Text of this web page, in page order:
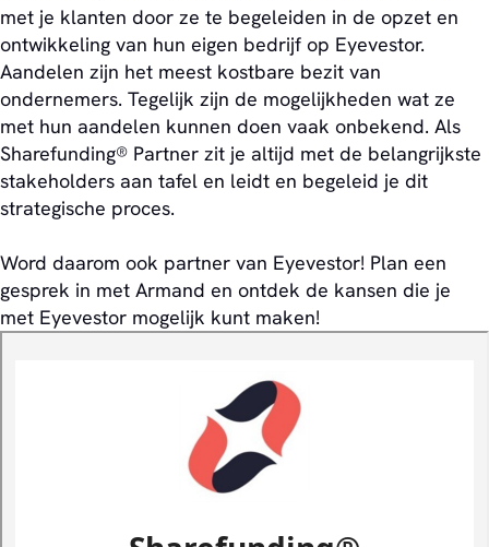
met je klanten door ze te begeleiden in de opzet en
ontwikkeling van hun eigen bedrijf op Eyevestor.
Aandelen zijn het meest kostbare bezit van
ondernemers. Tegelijk zijn de mogelijkheden wat ze
met hun aandelen kunnen doen vaak onbekend. Als
Sharefunding® Partner zit je altijd met de belangrijkste
stakeholders aan tafel en leidt en begeleid je dit
strategische proces.
Word daarom ook partner van Eyevestor! Plan een
gesprek in met Armand en ontdek de kansen die je
met Eyevestor mogelijk kunt maken!